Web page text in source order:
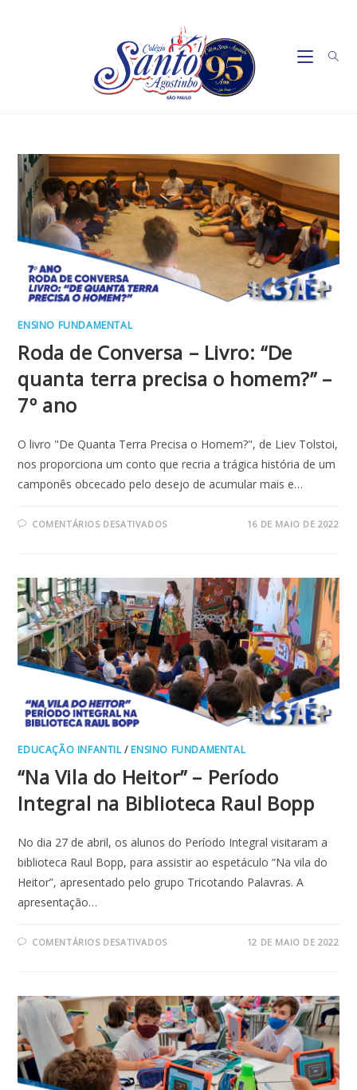
ENSINO FUNDAMENTAL
Roda de Conversa – Livro: “De
quanta terra precisa o homem?” –
7º ano
O livro "De Quanta Terra Precisa o Homem?", de Liev Tolstoi,
nos proporciona um conto que recria a trágica história de um
camponês obcecado pelo desejo de acumular mais e…
COMENTÁRIOS DESATIVADOSEM
LIVRO:
“DE
QUANTA
TERRA
PRECISA
O
HOMEM?”
–
7º
ANO
16 DE MAIO DE 2022
EDUCAÇÃO INFANTIL/ ENSINO FUNDAMENTAL
“Na Vila do Heitor” – Período
Integral na Biblioteca Raul Bopp
No dia 27 de abril, os alunos do Período Integral visitaram a
biblioteca Raul Bopp, para assistir ao espetáculo “Na vila do
Heitor”, apresentado pelo grupo Tricotando Palavras. A
apresentação…
COMENTÁRIOS DESATIVADOSEM
–
PERÍODO
INTEGRAL
NA
BIBLIOTECA
RAUL
BOPP
12 DE MAIO DE 2022